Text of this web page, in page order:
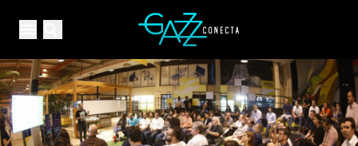
Open main menuYour Company